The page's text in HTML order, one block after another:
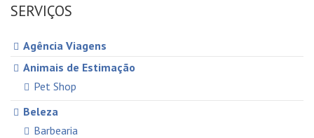
SERVIÇOS
Agência Viagens
Animais de Estimação
Pet Shop
Beleza
Barbearia